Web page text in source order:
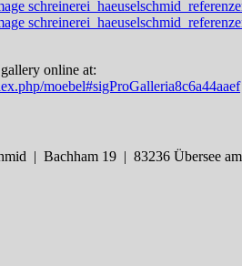
online at:
moebel#sigProGalleria8c6a44aaef
| Bachham 19 | 83236 Übersee